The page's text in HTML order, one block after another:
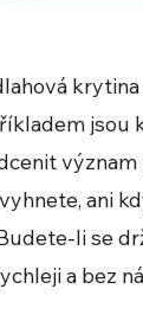
jsou
ani
li se
a bez